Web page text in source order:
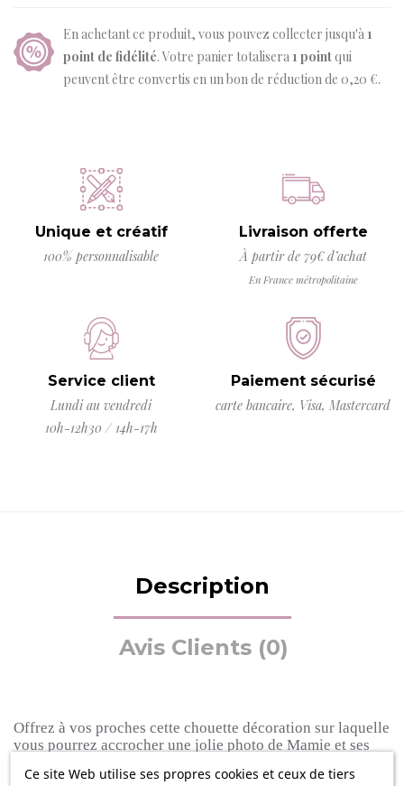
Ce site Web utilise ses propres cookies et ceux de tiers
En achetant ce produit, vous pouvez collecter jusqu'à 1
point de fidélité. Votre panier totalisera 1 pointqui
peuvent être convertis en un bon de réduction de 0,20 €.
Unique et créatif
100% personnalisable
Livraison offerte
À partir de 79€ d’achat
En France métropolitaine
Service client
Lundi au vendredi
10h-12h30 / 14h-17h
Paiement sécurisé
carte bancaire, Visa, Mastercard
Description
Avis Clients (0)
Offrez à vos proches cette chouette décoration sur laquelle
vous pourrez accrocher une jolie photo de Mamie et ses
apportera du bonheur aux êtres qui vous sont chers.Cette